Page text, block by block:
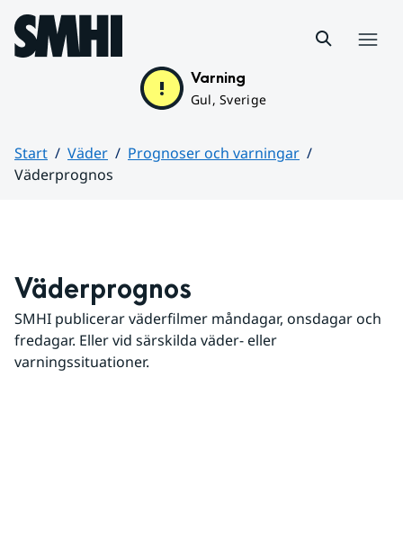
Hoppa till sidans innehåll
Varning
Gul, Sverige
Start Väder
Prognoser och varningar
Väderprognos
Väderprognos
SMHI publicerar väderfilmer måndagar, onsdagar och
fredagar. Eller vid särskilda väder- eller
varningssituationer.